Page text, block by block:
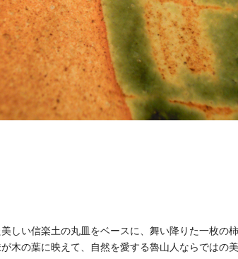
しい信楽土の丸皿をベースに、舞い降りた一枚の
木の葉に映えて、自然を愛する魯山人ならではの